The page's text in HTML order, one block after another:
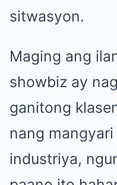
sitwasyon.
Maging ang
showbiz ay
ganitong
nang
industriya,